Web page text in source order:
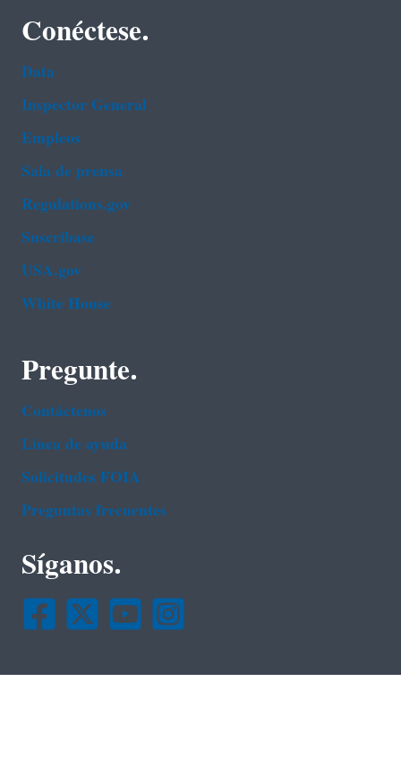
Conéctese.
Data
Inspector General
Empleos
Sala de prensa
Regulations.gov
Suscríbase
USA.gov
White House
Pregunte.
Contáctenos
Línea de ayuda
Solicitudes FOIA
Preguntas frecuentes
Síganos.